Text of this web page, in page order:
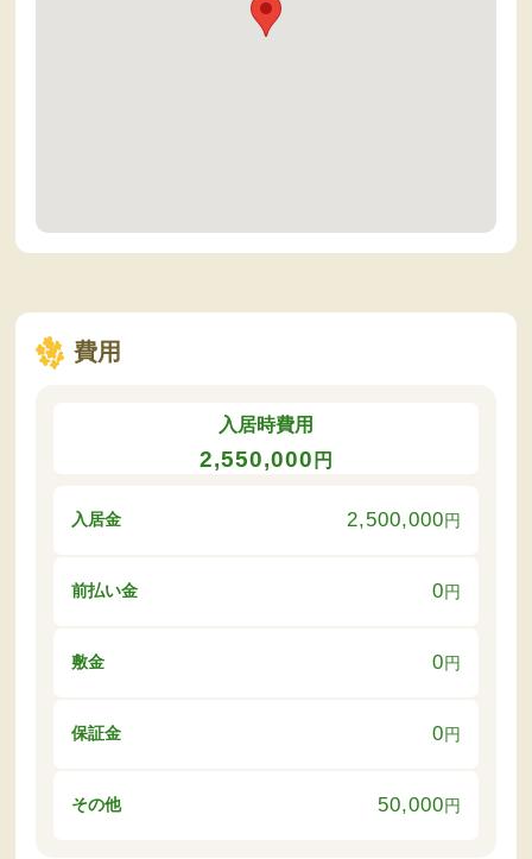
費用
入居時費用
2,550,000 円
入居金 2,500,000円
前払い金 0円
敷金 0円
保証金 0円
その他 50,000円